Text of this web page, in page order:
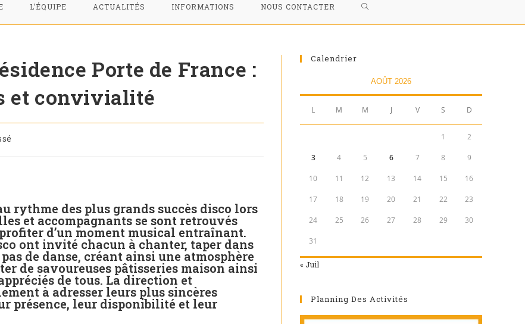
L’ÉQUIPE ACTUALITÉS INFORMATIONS NOUS CONTACTER
Porte de France :
et convivialité
rythme des plus grands succès disco lors
et accompagnants se sont retrouvés
d’un moment musical entraînant.
ont invité chacun à chanter, taper dans
de danse, créant ainsi une atmosphère
de savoureuses pâtisseries maison ainsi
de tous. La direction et
à adresser leurs plus sincères
présence, leur disponibilité et leur
Calendrier
AOÛT 2026
L M M J V S D
1 2
3 4 5 6 7 8 9
10 11 12 13 14 15 16
17 18 19 20 21 22 23
24 25 26 27 28 29 30
31
« Juil
Planning Des Activités